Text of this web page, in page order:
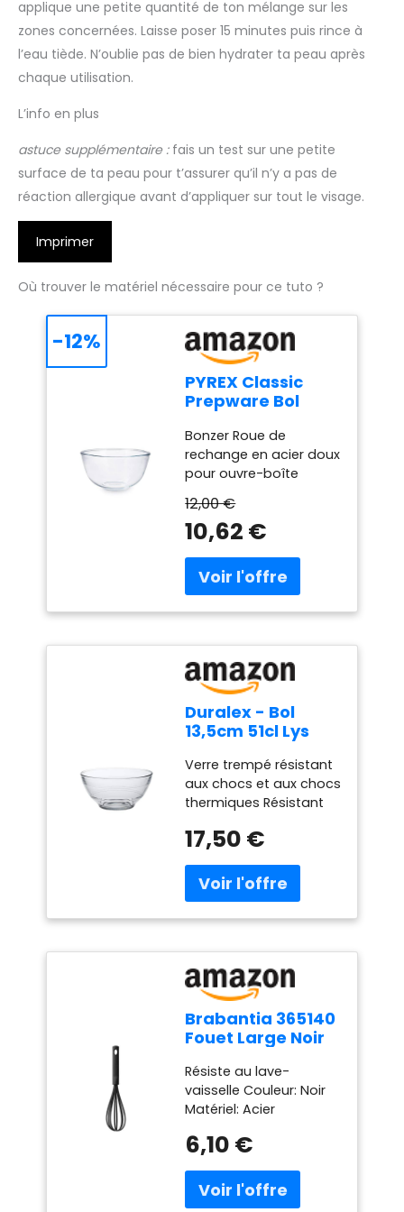
applique une petite quantité de ton mélange sur les
zones concernées. Laisse poser 15 minutes puis rince à
l’eau tiède. N’oublie pas de bien hydrater ta peau après
chaque utilisation.
L’info en plus
astuce supplémentaire :fais un test sur une petite
surface de ta peau pour t’assurer qu’il n’y a pas de
réaction allergique avant d’appliquer sur tout le visage.
Imprimer
Où trouver le matériel nécessaire pour ce tuto ?
PYREX Classic
Prepware Bol
verre haute
résistance, Blanc,
2 L 1040933
Bonzer Roue de
rechange en acier doux
pour ouvre-boîte
Produit de haute
qualité Durable Pyrex
12,00 €
10,62 €
-12%
Duralex - Bol
13,5cm 51cl Lys
Verre trempé résistant
aux chocs et aux chocs
thermiques Résistant
vaisselle Adapté à
ondes et du
congélateur 100%
Fabriqué en France
poreux et non coupant
17,50 €
Brabantia 365140
Fouet Large Noir
Résiste au lave-
vaisselle Couleur: Noir
Matériel: Acier
6,10 €